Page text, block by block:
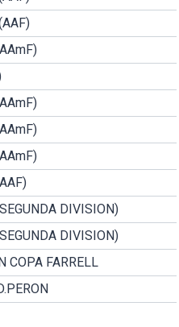
DIVISION)
DIVISION)
COPA FARRELL